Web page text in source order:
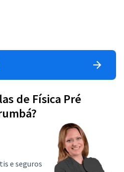
de Física Pré
e seguros